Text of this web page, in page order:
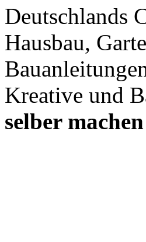
Deutschlands
Hausbau,
Kreative und
selber machen